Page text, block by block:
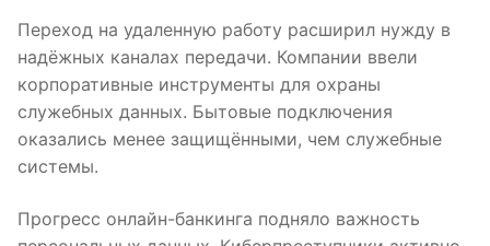
Переход на удаленную работу расширил нужду в
надёжных каналах передачи. Компании ввели
корпоративные инструменты для охраны
служебных данных. Бытовые подключения
оказались менее защищёнными, чем служебные
системы.
Прогресс онлайн-банкинга подняло важность